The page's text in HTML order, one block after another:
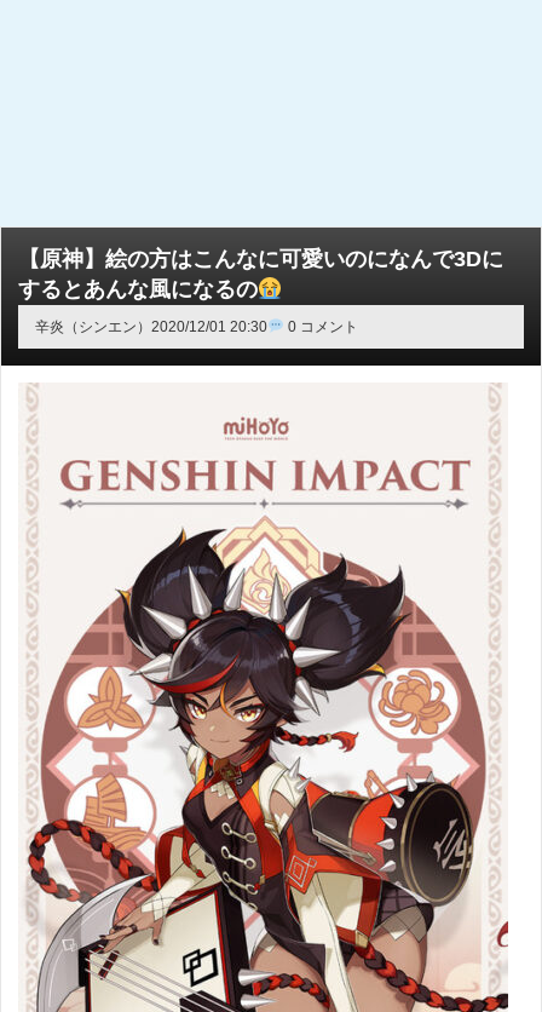
【原神】絵の方はこんなに可愛いのになんで3Dに
するとあんな風になるの
辛炎（シンエン） 2020/12/01 20:30 0 コメント